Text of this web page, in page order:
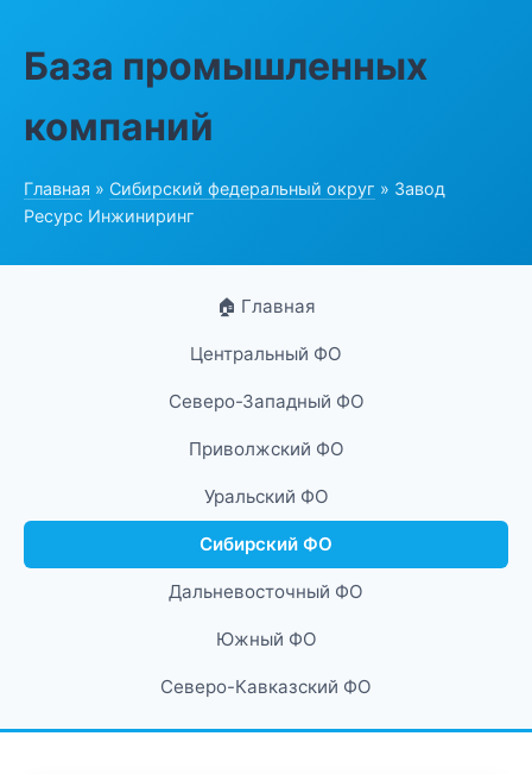
База промышленных
компаний
Главная » Сибирский федеральный округ » Завод
Ресурс Инжиниринг
🏠 Главная
Центральный ФО
Северо-Западный ФО
Приволжский ФО
Уральский ФО
Сибирский ФО
Дальневосточный ФО
Южный ФО
Северо-Кавказский ФО